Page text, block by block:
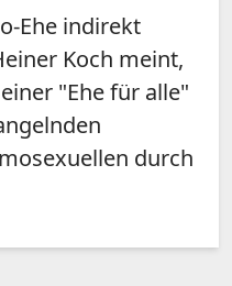
Ehe indirekt
Koch meint,
"Ehe für alle"
durch